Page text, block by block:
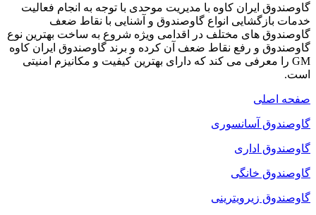
گاوصندوق ایران کاوه با مدیریت موحدی با توجه به انجام فعالیت
خدمات بازگشایی انواع گاوصندوق و آشنایی با نقاط ضعف
گاوصندوق های مختلف در اقدامی ویژه شروع به ساخت بهترین نوع
گاوصندوق و رفع نقاط ضعف آن کرده و برند گاوصندوق ایران کاوه
GM را معرفی می کند که دارای بهترین کیفیت و مکانیزم امنیتی
است.
صفحه اصلی
گاوصندوق آسانسوری
گاوصندوق اداری
گاوصندوق خانگی
گاوصندوق زیرویترینی